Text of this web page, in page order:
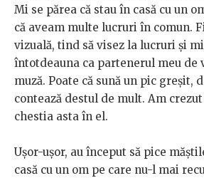
Mi se părea că stau în casă cu un
că aveam multe lucruri în comun.
vizuală, tind să visez la lucruri și
întotdeauna ca partenerul meu de
muză. Poate că sună un pic greșit,
contează destul de mult. Am
chestia asta în el.
Ușor-ușor, au început să pice
casă cu un om pe care nu-l mai